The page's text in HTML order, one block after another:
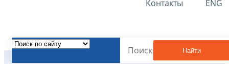
Контакты ENG
Найти